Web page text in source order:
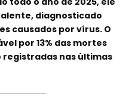
diagnosticado
causados por vírus. O
por 13% das mortes
nas últimas